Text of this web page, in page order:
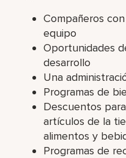
Compañeros
equipo
Oportunidades
desarrollo
Una
Programas de
Descuentos
artículos de la
alimentos y
Programas de